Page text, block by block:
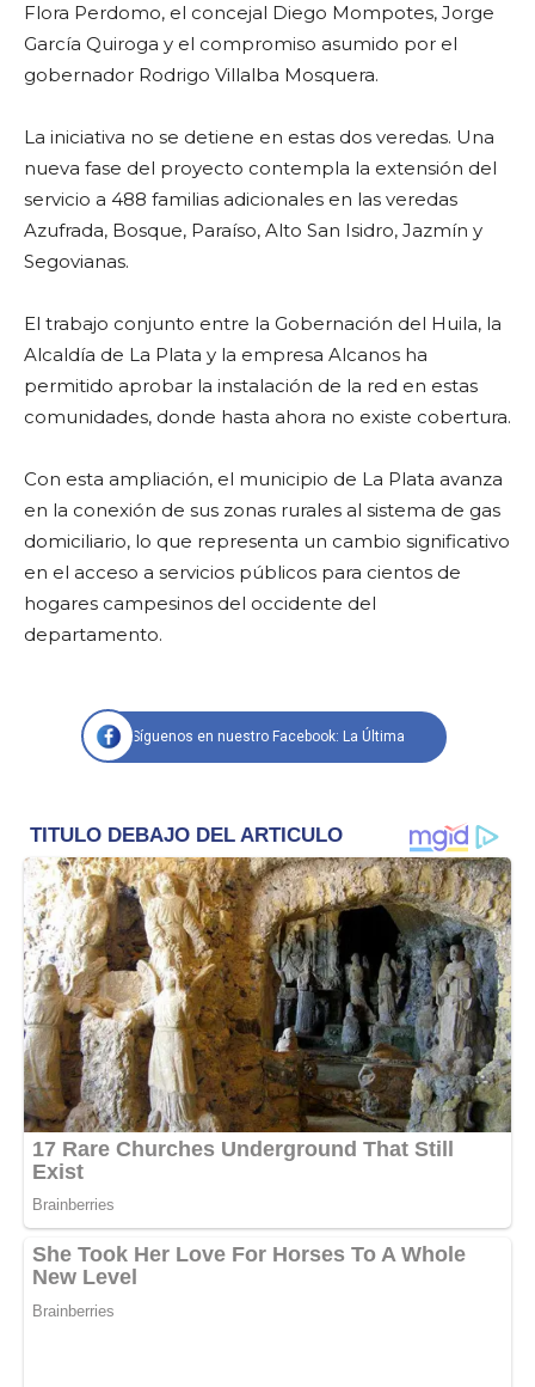
Flora Perdomo, el concejal Diego Mompotes, Jorge
García Quiroga y el compromiso asumido por el
gobernador Rodrigo Villalba Mosquera.
La iniciativa no se detiene en estas dos veredas. Una
nueva fase del proyecto contempla la extensión del
servicio a 488 familias adicionales en las veredas
Azufrada, Bosque, Paraíso, Alto San Isidro, Jazmín y
Segovianas.
El trabajo conjunto entre la Gobernación del Huila, la
Alcaldía de La Plata y la empresa Alcanos ha
permitido aprobar la instalación de la red en estas
comunidades, donde hasta ahora no existe cobertura.
Con esta ampliación, el municipio de La Plata avanza
en la conexión de sus zonas rurales al sistema de gas
domiciliario, lo que representa un cambio significativo
en el acceso a servicios públicos para cientos de
hogares campesinos del occidente del
departamento.
Síguenos en nuestro Facebook: La Última